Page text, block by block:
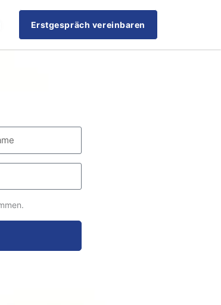
Erstgespräch vereinbaren